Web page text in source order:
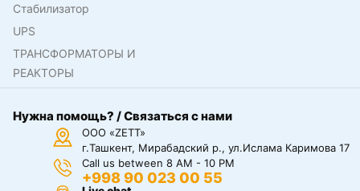
Стабилизатор
UPS
ТРАНСФОРМАТОРЫ И
РЕАКТОРЫ
Нужна помощь? / Связаться с нами
ООО «ZETT»
г.Ташкент, Мирабадский р., ул.Ислама Каримова 17
Call us between 8 AM - 10 PM
+998 90 023 00 55